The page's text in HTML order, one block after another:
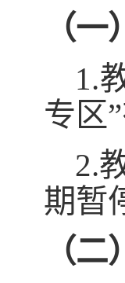
（
1.
专区
2.
期暂
（